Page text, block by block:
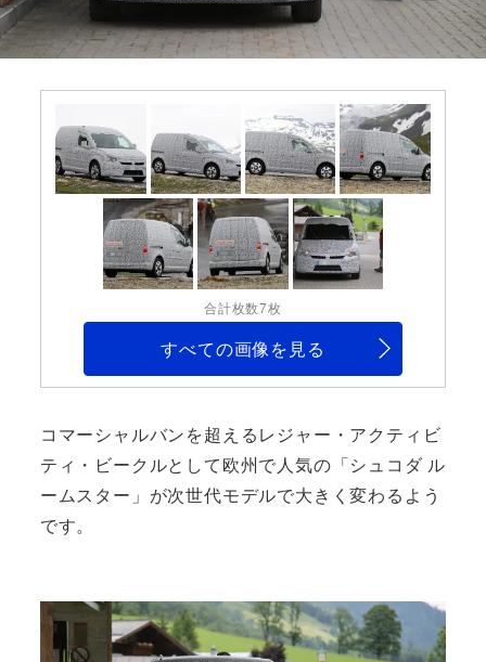
合計枚数7枚
すべての画像を見る
コマーシャルバンを超えるレジャー・アクティビ
ティ・ビークルとして欧州で人気の「シュコダ ル
ームスター」が次世代モデルで大きく変わるよう
です。